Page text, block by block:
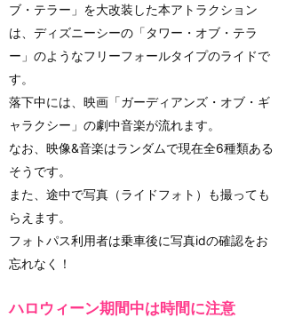
ブ・テラー」を大改装した本アトラクション
は、ディズニーシーの「タワー・オブ・テラ
ー」のようなフリーフォールタイプのライドで
す。
落下中には、映画「ガーディアンズ・オブ・ギ
ャラクシー」の劇中音楽が流れます。
なお、映像&音楽はランダムで現在全6種類ある
そうです。
また、途中で写真（ライドフォト）も撮っても
らえます。
フォトパス利用者は乗車後に写真idの確認をお
忘れなく！
ハロウィーン期間中は時間に注意